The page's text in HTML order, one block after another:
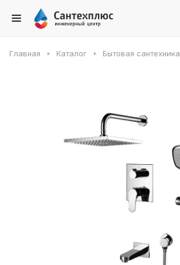
Главная Каталог Бытовая сантехника